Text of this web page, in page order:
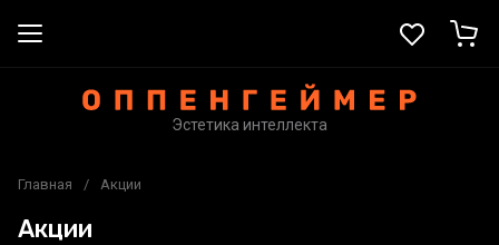
Эстетика интеллекта
Главная / Акции
Акции